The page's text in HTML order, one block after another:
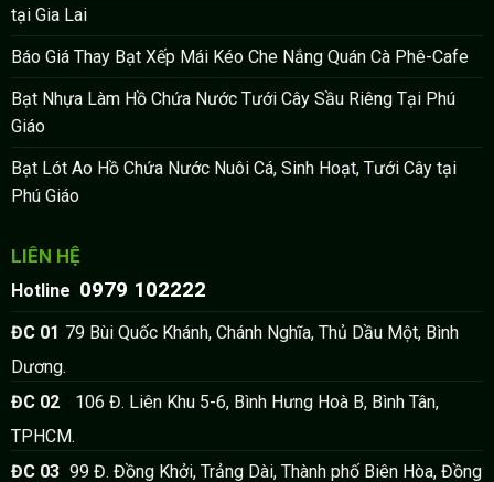
tại Gia Lai
Báo Giá Thay Bạt Xếp Mái Kéo Che Nắng Quán Cà Phê-Cafe
Bạt Nhựa Làm Hồ Chứa Nước Tưới Cây Sầu Riêng Tại Phú
Giáo
Bạt Lót Ao Hồ Chứa Nước Nuôi Cá, Sinh Hoạt, Tưới Cây tại
Phú Giáo
LIÊN HỆ
Hotline 0979 102222
ĐC 01 79 Bùi Quốc Khánh, Chánh Nghĩa, Thủ Dầu Một, Bình
Dương.
ĐC 02:
106 Đ. Liên Khu 5-6, Bình Hưng Hoà B, Bình Tân,
TPHCM.
ĐC 03: 99 Đ. Đồng Khởi, Trảng Dài, Thành phố Biên Hòa, Đồng